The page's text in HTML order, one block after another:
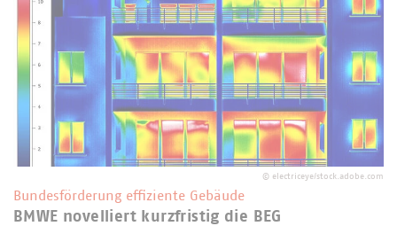
© electriceye/stock.adobe.com
Bundesförderung effiziente Gebäude
BMWE novelliert kurzfristig die BEG